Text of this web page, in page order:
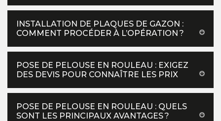
INSTALLATION DE PLAQUES DE GAZON :
COMMENT PROCÉDER À L’OPÉRATION ?
POSE DE PELOUSE EN ROULEAU : EXIGEZ
DES DEVIS POUR CONNAÎTRE LES PRIX
POSE DE PELOUSE EN ROULEAU : QUELS
SONT LES PRINCIPAUX AVANTAGES ?